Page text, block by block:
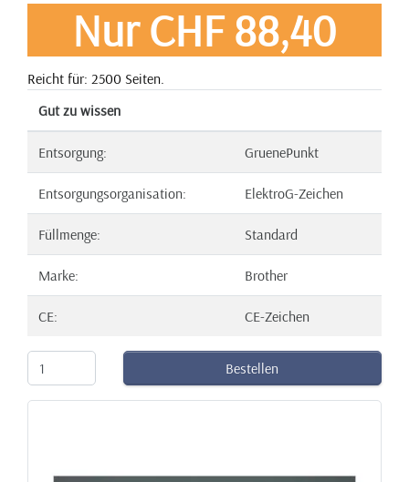
Nur CHF 88,40
Reicht für: 2500 Seiten.
Gut zu wissen
Entsorgung: GruenePunkt
Entsorgungsorganisation: ElektroG-Zeichen
Füllmenge: Standard
Marke: Brother
CE: CE-Zeichen
Bestellen